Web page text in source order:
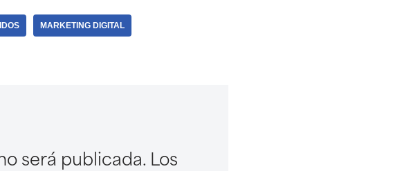
MARKETING DIGITAL
será publicada. Los